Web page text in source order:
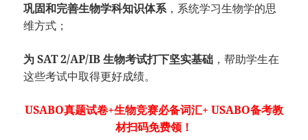
巩固和完善生物学科知识体系，系统学习生物学的思
维方式；
为 SAT 2/AP/IB 生物考试打下坚实基础 ，帮助学生在
这些考试中取得更好成绩。
USABO真题试卷+生物竞赛必备词汇+ USABO备考教
材扫码免费领！